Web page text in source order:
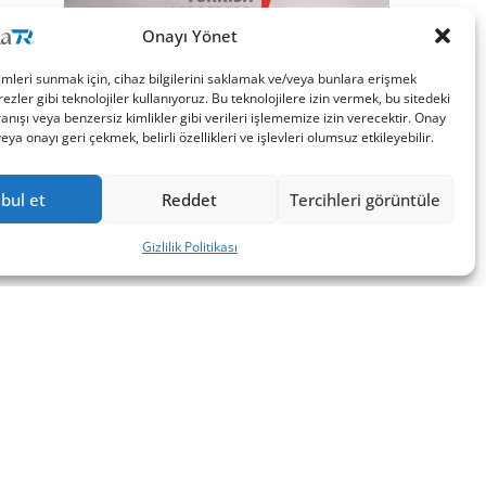
Onayı Yönet
sunmak için, cihaz bilgilerini saklamak ve/veya bunlara erişmek
gibi teknolojiler kullanıyoruz. Bu teknolojilere izin vermek, bu sitedeki
veya benzersiz kimlikler gibi verileri işlememize izin verecektir. Onay
onayı geri çekmek, belirli özellikleri ve işlevleri olumsuz etkileyebilir.
et Reddet Tercihleri görüntüle
Gizlilik Politikası